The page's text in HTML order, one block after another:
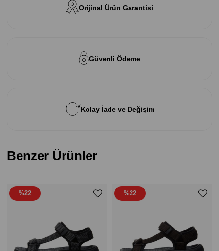
Orijinal Ürün Garantisi
Güvenli Ödeme
Kolay İade ve Değişim
Benzer Ürünler
%22 %22